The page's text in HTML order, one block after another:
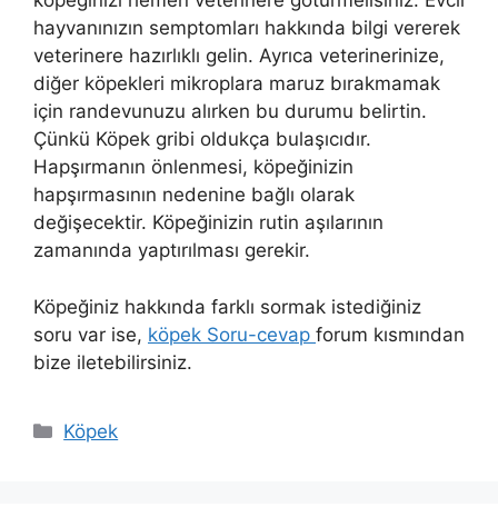
hayvanınızın semptomları hakkında bilgi vererek
veterinere hazırlıklı gelin. Ayrıca veterinerinize,
diğer köpekleri mikroplara maruz bırakmamak
için randevunuzu alırken bu durumu belirtin.
Çünkü Köpek gribi oldukça bulaşıcıdır.
Hapşırmanın önlenmesi, köpeğinizin
hapşırmasının nedenine bağlı olarak
değişecektir. Köpeğinizin rutin aşılarının
zamanında yaptırılması gerekir.
Köpeğiniz hakkında farklı sormak istediğiniz
soru var ise, köpek Soru-cevap forum kısmından
bize iletebilirsiniz.
Kategoriler
Köpek